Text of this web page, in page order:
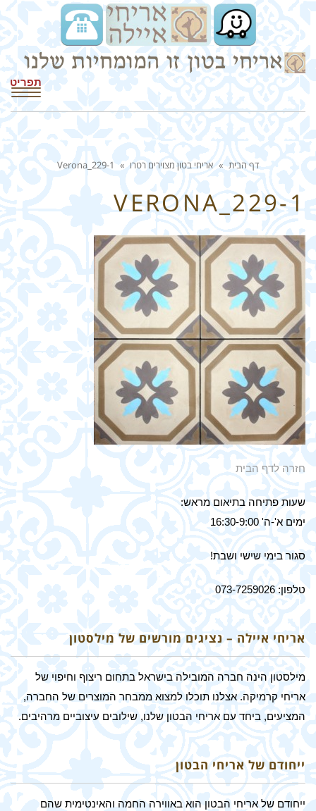
תפריט
דף הבית » אריחי בטון מצוירים רטרו »
Verona_229-1
VERONA_229-1
חזרה לדף הבית
שעות פתיחה בתיאום מראש:
ימים א'-ה' 16:30-9:00
סגור בימי שישי ושבת!
טלפון: 073-7259026
אריחי איילה – נציגים מורשים של מילסטון
מילסטון הינה חברה המובילה בישראל בתחום ריצוף וחיפוי של
אריחי קרמיקה. אצלנו תוכלו למצוא ממבחר המוצרים של החברה,
המציעים, ביחד עם אריחי הבטון שלנו, שילובים עיצוביים מרהיבים.
ייחודם של אריחי הבטון
ייחודם של אריחי הבטון הוא באווירה החמה והאינטימית שהם